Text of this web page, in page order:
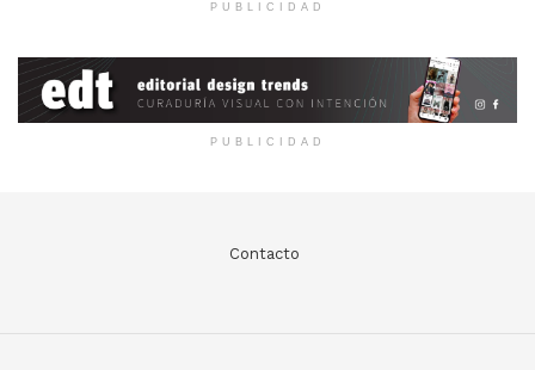
PUBLICIDAD
PUBLICIDAD
Contacto